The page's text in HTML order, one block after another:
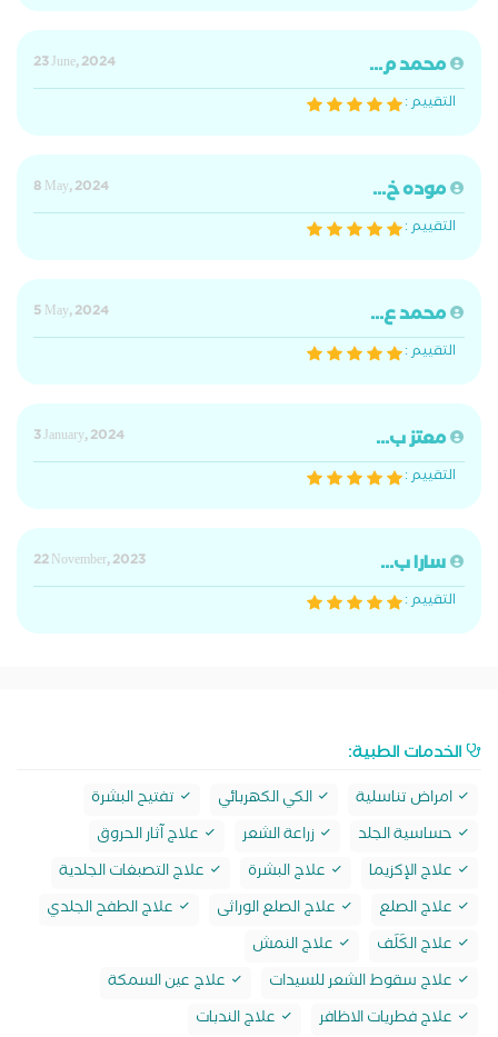
محمد م...
23 June, 2024
التقييم :
موده خ...
8 May, 2024
التقييم :
محمد ع...
5 May, 2024
التقييم :
معتز ب...
3 January, 2024
التقييم :
سارا ب...
22 November, 2023
التقييم :
الخدمات الطبية:
امراض تناسلية الكي الكهربائي
تفتيح البشرة
حساسية الجلد
زراعة الشعر
علاج آثار الحروق
علاج الإكزيما
علاج البشرة
علاج التصبغات الجلدية
علاج الصلع
علاج الصلع الوراثى
علاج الطفح الجلدي
علاج الكَلَف
علاج النمش
علاج سقوط الشعر للسيدات
علاج عين السمكة
علاج فطريات الاظافر
علاج الندبات